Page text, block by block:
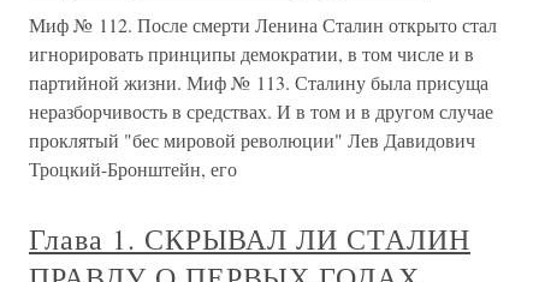
Миф № 112. После смерти Ленина Сталин открыто стал
игнорировать принципы демократии, в том числе и в
партийной жизни. Миф № 113. Сталину была присуща
неразборчивость в средствах. И в том и в другом случае
проклятый "бес мировой революции" Лев Давидович
Троцкий-Бронштейн, его
Глава 1. СКРЫВАЛ ЛИ СТАЛИН